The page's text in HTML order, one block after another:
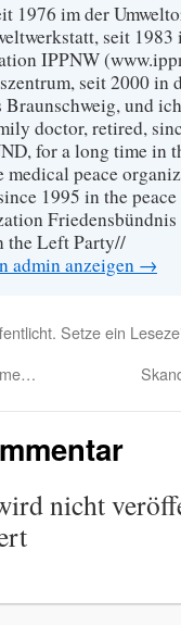
1976 im der
seit
IPPNW
seit 2000 in
und
doctor, retired,
for a long time in
medical peace
1995 in the
the Left Party//
admin anzeigen →
Setze ein
nicht